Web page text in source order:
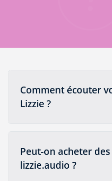
Comment écouter
Lizzie ?
Peut-on acheter
lizzie.audio ?